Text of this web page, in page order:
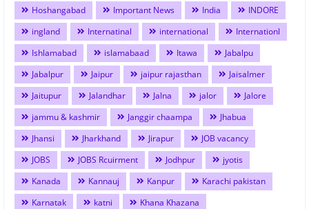
Hoshangabad
Important News India
INDORE
ingland
Internatinal international
Internationl
Ishlamabad
islamabaad Itawa
Jabalpu
Jabalpur
Jaipur jaipur rajasthan
Jaisalmer
Jaitupur
Jalandhar Jalna jalor
Jalore
jammu & kashmir
Janggir chaampa
Jhabua
Jhansi
Jharkhand Jirapur
JOB vacancy
JOBS
JOBS Rcuirment Jodhpur
jyotis
Kanada
Kannauj Kanpur
Karachi pakistan
Karnatak
katni
Khana Khazana